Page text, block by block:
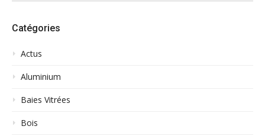
Catégories
Actus
Aluminium
Baies Vitrées
Bois